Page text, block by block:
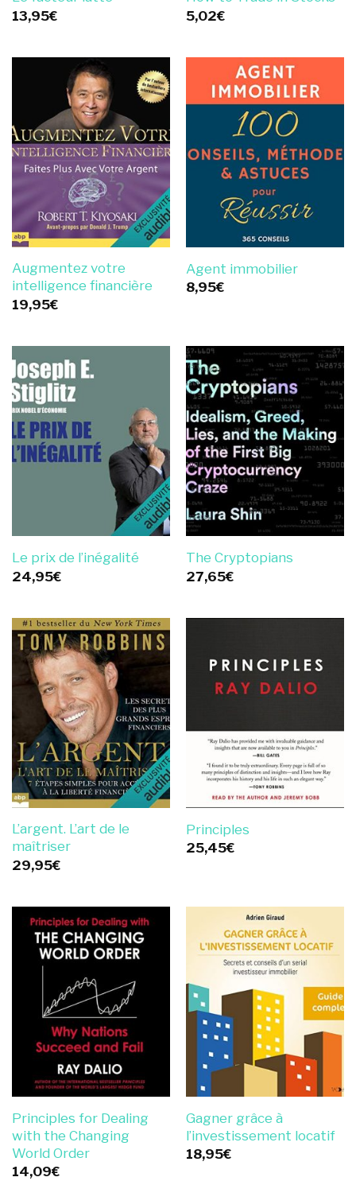
13,95€
5,02€
Augmentez votre
intelligence financière
19,95€
Agent immobilier
8,95€
Le prix de l’inégalité
24,95€
The Cryptopians
27,65€
L’argent. L’art de le
maîtriser
29,95€
Principles
25,45€
Principles for Dealing
with the Changing
World Order
14,09€
Gagner grâce à
l’investissement locatif
18,95€